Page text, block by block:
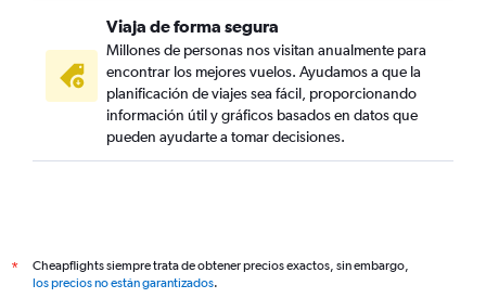
Viaja de forma segura
Millones de personas nos visitan anualmente para
encontrar los mejores vuelos. Ayudamos a que la
planificación de viajes sea fácil, proporcionando
información útil y gráficos basados en datos que
pueden ayudarte a tomar decisiones.
*
Cheapflights siempre trata de obtener precios exactos, sin embargo,
los precios no están garantizados.